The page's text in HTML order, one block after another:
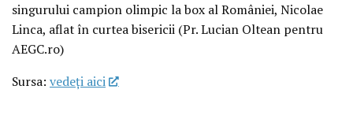
singurului campion olimpic la box al României, Nicolae
Linca, aflat în curtea bisericii (Pr. Lucian Oltean pentru
AEGC.ro)
Sursa: vedeţi aici